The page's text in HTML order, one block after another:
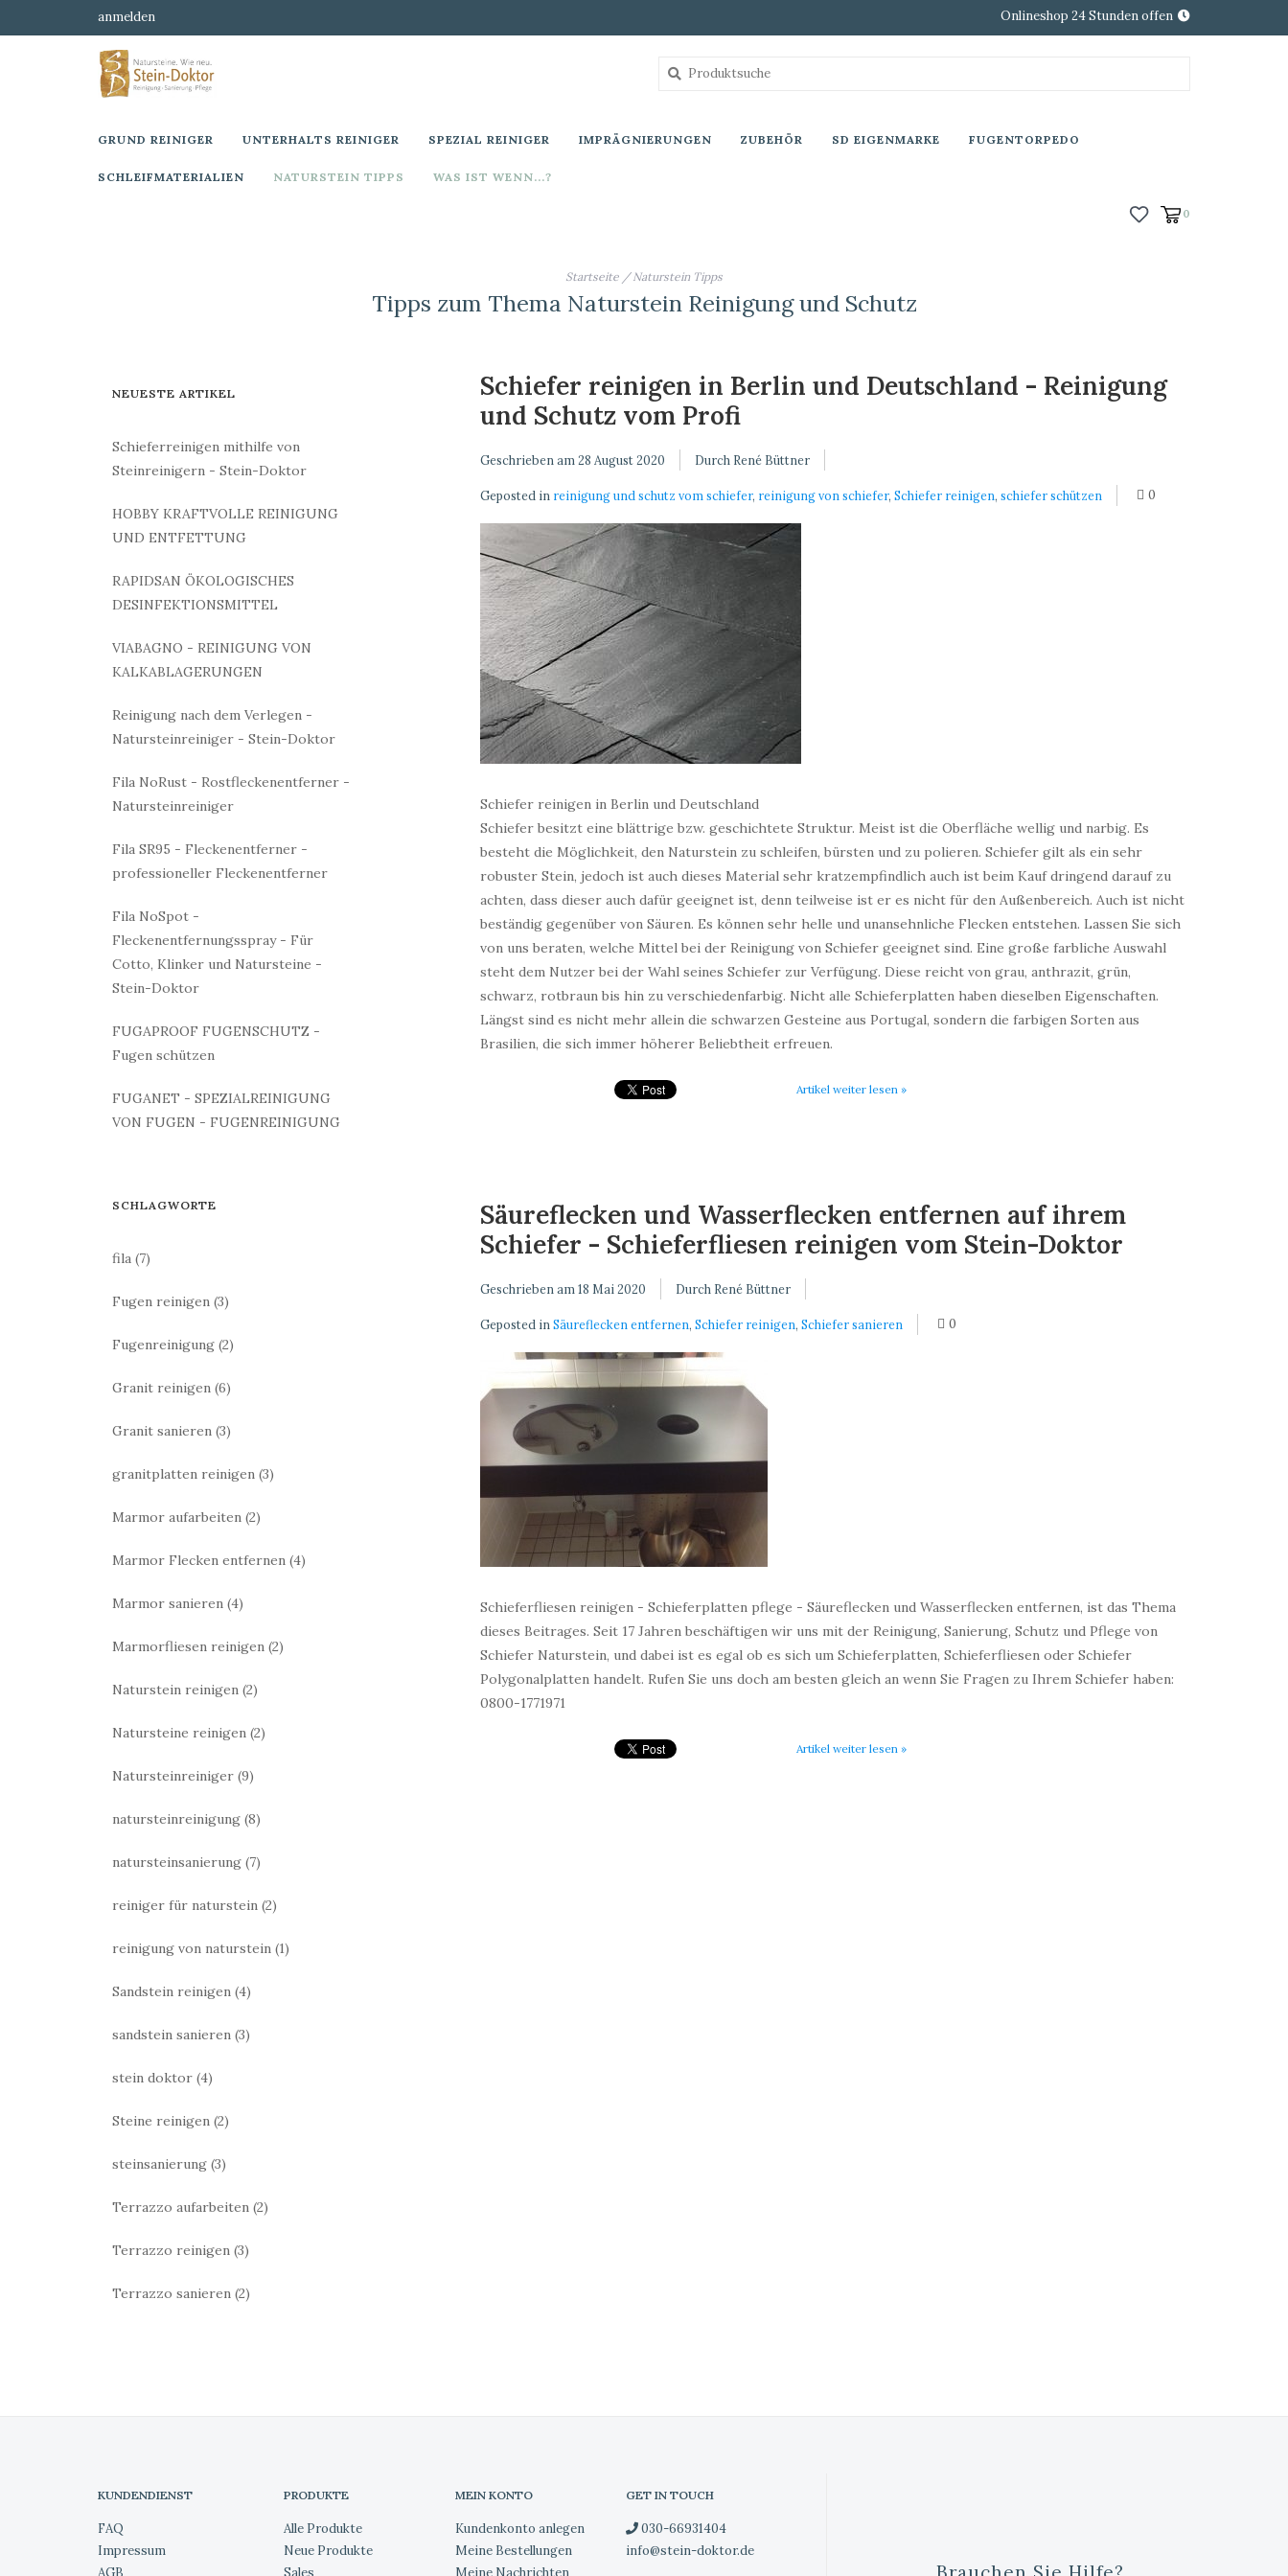
anmelden Onlineshop 24 Stunden offen
GRUND REINIGER UNTERHALTS REINIGER SPEZIAL REINIGER IMPRÄGNIERUNGEN ZUBEHÖR SD EIGENMARKE FUGENTORPEDO
SCHLEIFMATERIALIEN NATURSTEIN TIPPS WAS IST WENN...?
0
Startseite /Naturstein Tipps
Tipps zum Thema Naturstein Reinigung und Schutz
Schiefer reinigen in Berlin und Deutschland - Reinigung
und Schutz vom Profi
Geschrieben am 28 August 2020 Durch René Büttner
Geposted in reinigung und schutz vom schiefer, reinigung von schiefer, Schiefer reinigen, schiefer schützen 0
Schiefer reinigen in Berlin und Deutschland
Schiefer besitzt eine blättrige bzw. geschichtete Struktur. Meist ist die Oberfläche wellig und narbig. Es
besteht die Möglichkeit, den Naturstein zu schleifen, bürsten und zu polieren. Schiefer gilt als ein sehr
robuster Stein, jedoch ist auch dieses Material sehr kratzempfindlich auch ist beim Kauf dringend darauf zu
achten, dass dieser auch dafür geeignet ist, denn teilweise ist er es nicht für den Außenbereich. Auch ist nicht
beständig gegenüber von Säuren. Es können sehr helle und unansehnliche Flecken entstehen. Lassen Sie sich
von uns beraten, welche Mittel bei der Reinigung von Schiefer geeignet sind. Eine große farbliche Auswahl
steht dem Nutzer bei der Wahl seines Schiefer zur Verfügung. Diese reicht von grau, anthrazit, grün,
schwarz, rotbraun bis hin zu verschiedenfarbig. Nicht alle Schieferplatten haben dieselben Eigenschaften.
Längst sind es nicht mehr allein die schwarzen Gesteine aus Portugal, sondern die farbigen Sorten aus
Brasilien, die sich immer höherer Beliebtheit erfreuen.
Artikel weiter lesen »
Säureflecken und Wasserflecken entfernen auf ihrem
Schiefer - Schieferfliesen reinigen vom Stein-Doktor
Geschrieben am 18 Mai 2020 Durch René Büttner
Geposted in Säureflecken entfernen, Schiefer reinigen, Schiefer sanieren 0
Schieferfliesen reinigen - Schieferplatten pflege - Säureflecken und Wasserflecken entfernen, ist das Thema
dieses Beitrages. Seit 17 Jahren beschäftigen wir uns mit der Reinigung, Sanierung, Schutz und Pflege von
Schiefer Naturstein, und dabei ist es egal ob es sich um Schieferplatten, Schieferfliesen oder Schiefer
Polygonalplatten handelt. Rufen Sie uns doch am besten gleich an wenn Sie Fragen zu Ihrem Schiefer haben:
0800-1771971
Artikel weiter lesen »
NEUESTE ARTIKEL
Schieferreinigen mithilfe von
Steinreinigern - Stein-Doktor
HOBBY KRAFTVOLLE REINIGUNG
UND ENTFETTUNG
RAPIDSAN ÖKOLOGISCHES
DESINFEKTIONSMITTEL
VIABAGNO - REINIGUNG VON
KALKABLAGERUNGEN
Reinigung nach dem Verlegen -
Natursteinreiniger - Stein-Doktor
Fila NoRust - Rostfleckenentferner -
Natursteinreiniger
Fila SR95 - Fleckenentferner -
professioneller Fleckenentferner
Fila NoSpot -
Fleckenentfernungsspray - Für
Cotto, Klinker und Natursteine -
Stein-Doktor
FUGAPROOF FUGENSCHUTZ -
Fugen schützen
FUGANET - SPEZIALREINIGUNG
VON FUGEN - FUGENREINIGUNG
SCHLAGWORTE
fila (7)
Fugen reinigen (3)
Fugenreinigung (2)
Granit reinigen (6)
Granit sanieren (3)
granitplatten reinigen (3)
Marmor aufarbeiten (2)
Marmor Flecken entfernen (4)
Marmor sanieren (4)
Marmorfliesen reinigen (2)
Naturstein reinigen (2)
Natursteine reinigen (2)
Natursteinreiniger (9)
natursteinreinigung (8)
natursteinsanierung (7)
reiniger für naturstein (2)
reinigung von naturstein (1)
Sandstein reinigen (4)
sandstein sanieren (3)
stein doktor (4)
Steine reinigen (2)
steinsanierung (3)
Terrazzo aufarbeiten (2)
Terrazzo reinigen (3)
Terrazzo sanieren (2)
KUNDENDIENST
FAQ
Impressum
AGB
PRODUKTE
Alle Produkte
Neue Produkte
Sales
MEIN KONTO
Kundenkonto anlegen
Meine Bestellungen
Meine Nachrichten
GET IN TOUCH
030-66931404
info@stein-doktor.de